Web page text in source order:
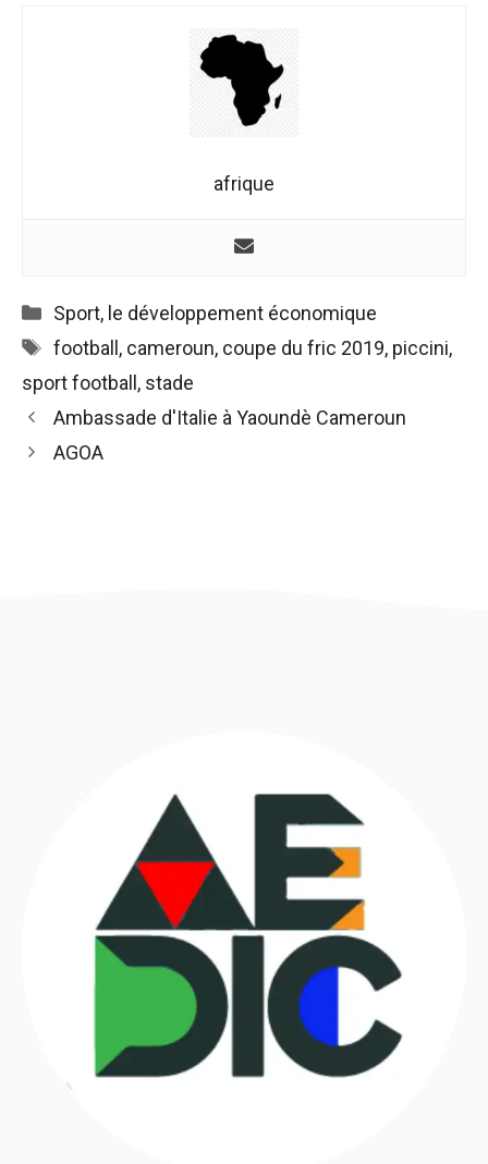
afrique
Catégories
Sport, le développement économique
Étiquettes
football , cameroun, coupe du fric 2019, piccini,
sport football , stade
Navigation
des
Ambassade d'Italie à Yaoundè Cameroun
AGOA